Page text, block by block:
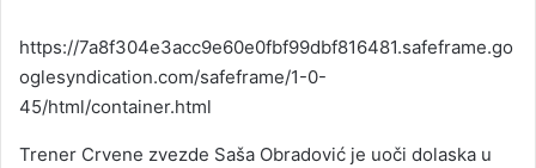
https://7a8f304e3acc9e60e0fbf99dbf816481.safeframe.go
oglesyndication.com/safeframe/1-0-
45/html/container.html
Trener Crvene zvezde Saša Obradović je uoči dolaska u